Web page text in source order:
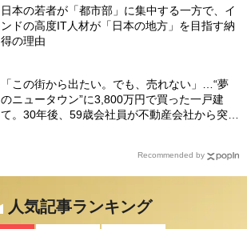
日本の若者が「都市部」に集中する一方で、イ
ンドの高度IT人材が「日本の地方」を目指す納
得の理由
「この街から出たい。でも、売れない」…“夢
のニュータウン”に3,800万円で買った一戸建
て。30年後、59歳会社員が不動産会社から突き
Recommended by
人気記事ランキング